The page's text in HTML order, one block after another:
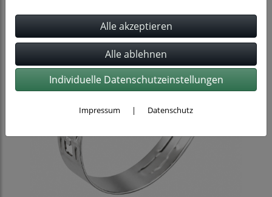
Individuelle Datenschutzeinstellungen
Impressum | Datenschutz